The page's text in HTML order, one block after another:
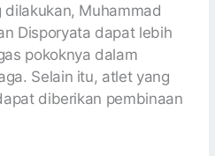
Muhammad
Disporyata dapat lebih
pokoknya dalam
Selain itu, atlet yang
diberikan pembinaan